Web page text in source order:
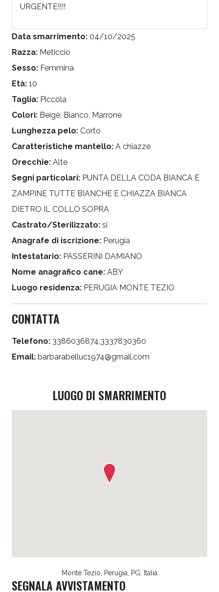
URGENTE!!!!
Data smarrimento: 04/10/2025
Razza: Meticcio
Sesso: Femmina
Età: 10
Taglia: Piccola
Colori: Beige, Bianco, Marrone
Lunghezza pelo: Corto
Caratteristiche mantello: A chiazze
Orecchie: Alte
Segni particolari: PUNTA DELLA CODA BIANCA E
ZAMPINE TUTTE BIANCHE E CHIAZZA BIANCA
DIETRO IL COLLO SOPRA
Castrato/Sterilizzato: si
Anagrafe di iscrizione: Perugia
Intestatario: PASSERINI DAMIANO
Nome anagrafico cane: ABY
Luogo residenza: PERUGIA MONTE TEZIO
CONTATTA
Telefono: 3386036874,3337830360
Email: barbarabelluc1974@gmail.com
LUOGO DI SMARRIMENTO
Monte Tezio, Perugia, PG, Italia
SEGNALA AVVISTAMENTO